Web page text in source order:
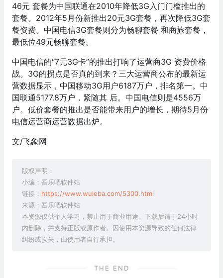
46元 套餐为中国联通在2010年降低3G入门门槛推出的
套餐。2012年5月份新推出20元3G套餐，再次降低3G套
餐资费。中国电信3G套餐则分为畅聊套餐 和商旅套餐，
最低位49元畅聊套餐。
中国电信的“7元3G卡”的推出打响了运营商3G 资费价格
战。3G的拐点是否真的到来？三大运营商公布的最新运
营数据显示，中国移动3G用户6187万户，排名第一。中
国联通5177.8万户，紧随其 后。中国电信则是4556万
户。低价套餐的推出是否能带来用户的增长，期待5月份
电信运营商运营数据出炉。
文/飞象网
版权声明：
小编：吾乐吧软件站
链接： https://www.wuleba.com/5300.html
来源：吾乐吧软件站
本资源仅供个人学习，禁止用于商业用途。下载后请于24小时
内删除，并支持正版或原作者。因使用本资源导致的任何法律
纠纷或损失，由使用者自行承担。
THE END